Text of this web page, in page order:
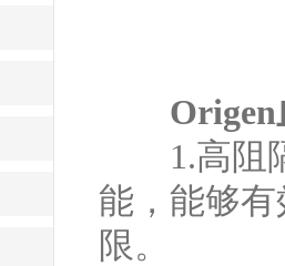
1.高阻隔
能，能够
限。